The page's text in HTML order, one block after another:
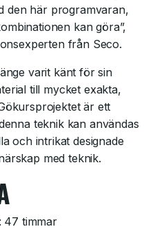
den här programvaran,
kan göra”,
från Seco.
varit känt för sin
till mycket exakta,
är ett
teknik kan användas
och intrikat designade
med teknik.
47 timmar